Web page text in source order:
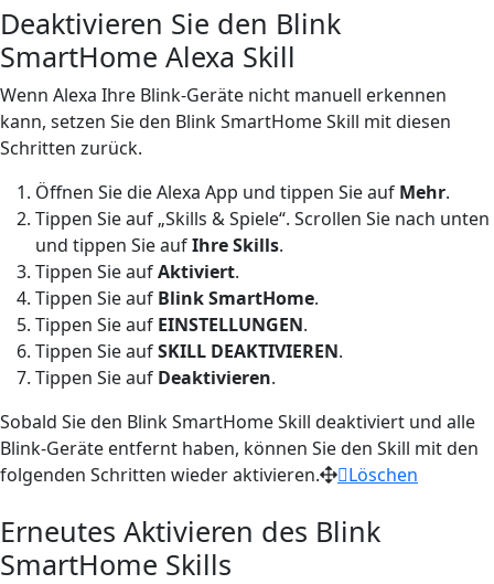
Deaktivieren Sie den Blink
SmartHome Alexa Skill
Wenn Alexa Ihre Blink-Geräte nicht manuell erkennen
kann, setzen Sie den Blink SmartHome Skill mit diesen
Schritten zurück.
Öffnen Sie die Alexa App und tippen Sie auf Mehr.
Tippen Sie auf „Skills & Spiele“. Scrollen Sie nach unten
und tippen Sie aufIhre Skills.
Tippen Sie aufAktiviert.
Tippen Sie auf BlinkSmartHome.
Tippen Sie auf EINSTELLUNGEN.
Tippen Sie aufSKILL DEAKTIVIEREN.
Tippen Sie auf Deaktivieren.
Sobald Sie den Blink SmartHome Skill deaktiviert und alle
Blink-Geräte entfernt haben, können Sie den Skill mit den
folgenden Schritten wieder aktivieren.
Löschen
Erneutes Aktivieren des Blink
SmartHome Skills